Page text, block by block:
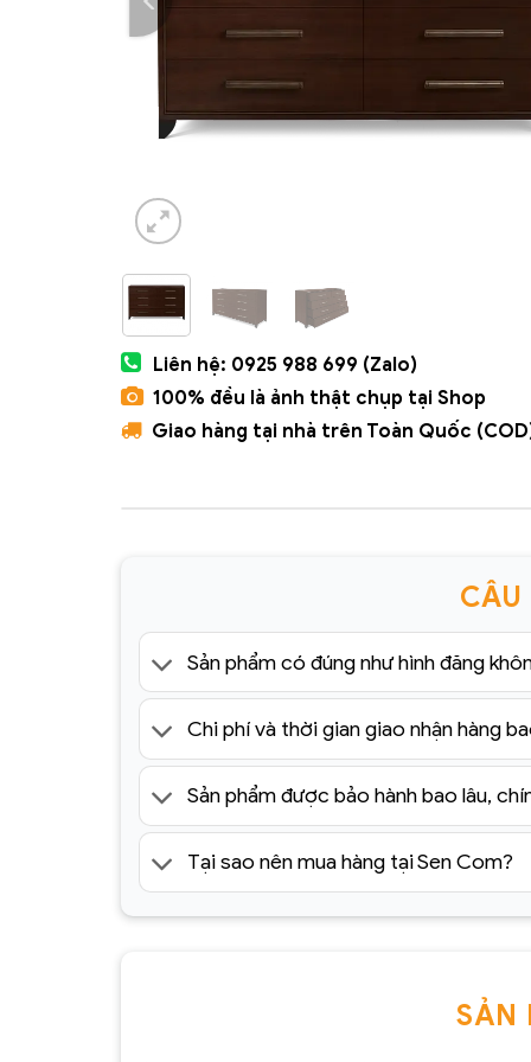
Liên hệ: 0925 988 699 (Zalo)
100% đều là ảnh thật chụp tại Shop
Giao hàng tại nhà trên Toàn Quốc
CÂU
Sản phẩm có đúng như hình đăng
Chi phí và thời gian giao nhận hàng
Sản phẩm được bảo hành bao lâu,
Tại sao nên mua hàng tại Sen Com?
SẢN